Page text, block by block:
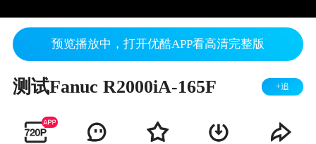
预览播放中，打开优酷APP看高清完整版
测试Fanuc R2000iA-165F +追